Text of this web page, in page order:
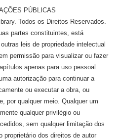
PÚBLICAS
Todos os Direitos Reservados.
partes constituintes, está
leis de propriedade intelectual
permissão para visualizar ou fazer
apenas para uso pessoal.
autorização para continuar a
ou executar a obra, ou
por qualquer meio. Qualquer um
qualquer privilégio ou
sem qualquer limitação dos
proprietário dos direitos de autor